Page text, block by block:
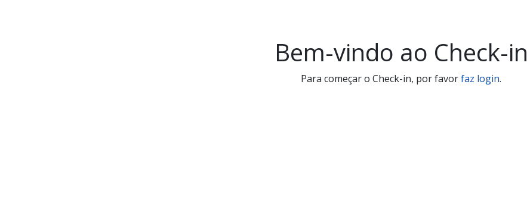
Bem-vindo ao Check-in
Para começar o Check-in, por favorfaz login.